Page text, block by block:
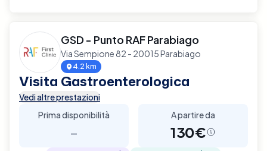
GSD - Punto RAF Parabiago
Via Sempione 82 - 20015 Parabiago
4.2 km
Visita Gastroenterologica
Vedi altre prestazioni
Prima disponibilità
-
A partire da
130€